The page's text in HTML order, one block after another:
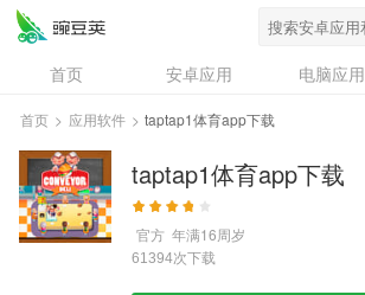
taptap1体育app下载
首页 安卓应用 电脑应用
资讯
专题
问答
首页 > 应用软件 > taptap1体育app下载
taptap1体育app下载
官方 年满16周岁
61394次下载